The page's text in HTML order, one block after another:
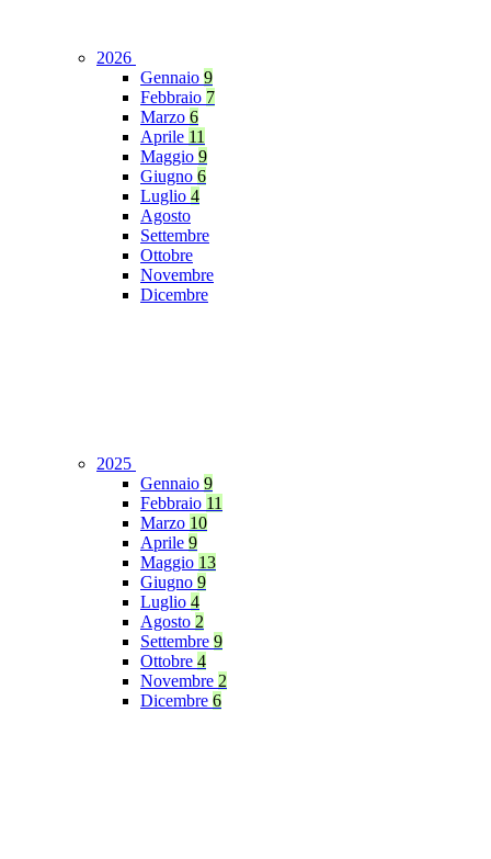
2026
Gennaio 9
Febbraio 7
Marzo 6
Aprile 11
Maggio 9
Giugno 6
Luglio 4
Agosto
Settembre
Ottobre
Novembre
Dicembre
2025
Gennaio 9
Febbraio 11
Marzo 10
Aprile 9
Maggio 13
Giugno 9
Luglio 4
Agosto 2
Settembre 9
Ottobre 4
Novembre 2
Dicembre 6